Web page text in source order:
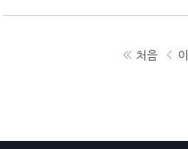
처음